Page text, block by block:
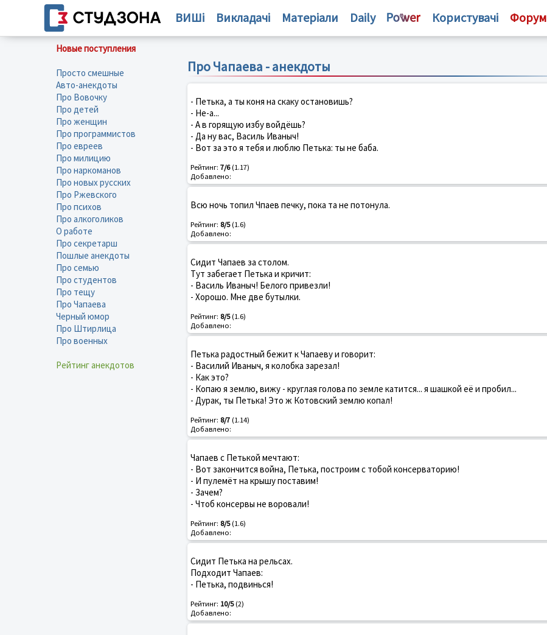
ВИШі Викладачі Матеріали Daily Користувачі Форум
Новые поступления
Просто смешные
Авто-анекдоты
Про Вовочку
Про детей
Про женщин
Про программистов
Про евреев
Про милицию
Про наркоманов
Про новых русских
Про Ржевского
Про психов
Про алкоголиков
О работе
Про секретарш
Пошлые анекдоты
Про семью
Про студентов
Про тещу
Про Чапаева
Черный юмор
Про Штирлица
Про военных
Рейтинг анекдотов
Про Чапаева - анекдоты
- Петька, а ты коня на скаку остановишь?
- Не-а...
- А в горящую избу войдёшь?
- Да ну вас, Василь Иваныч!
- Вот за это я тебя и люблю Петька: ты не баба.
Рейтинг: 7/6(1.17)
Добавлено:
Всю ночь топил Чпаев печку, пока та не потонула.
Рейтинг: 8/5(1.6)
Добавлено:
Сидит Чапаев за столом.
Тут забегает Петька и кричит:
- Василь Иваныч! Белого привезли!
- Хорошо. Мне две бутылки.
Рейтинг: 8/5(1.6)
Добавлено:
Петька радостный бежит к Чапаеву и говорит:
- Василий Иваныч, я колобка зарезал!
- Как это?
- Копаю я землю, вижу - круглая голова по земле катится... я шашкой её и пробил...
- Дурак, ты Петька! Это ж Котовский землю копал!
Рейтинг: 8/7(1.14)
Добавлено:
Чапаев с Петькой мечтают:
- Вот закончится война, Петька, построим с тобой консерваторию!
- И пулемёт на крышу поставим!
- Зачем?
- Чтоб консервы не воровали!
Рейтинг: 8/5(1.6)
Добавлено:
Сидит Петька на рельсах.
Подходит Чапаев:
- Петька, подвинься!
Рейтинг: 10/5(2)
Добавлено: